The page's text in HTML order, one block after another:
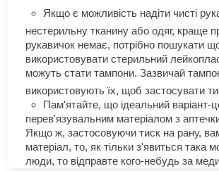
Якщо є можливість надіти чисті
нестерильну тканину або одяг, краще
рукавичок немає, потрібно пошукати
використовувати стерильний
можуть стати тампони. Зазвичай
використовують їх, щоб застосувати
Пам'ятайте, що ідеальний варіант-
перев'язувальним матеріалом з
Якщо ж, застосовуючи тиск на рану,
матеріал, то, як тільки з'явиться така
люди, то відправте кого-небудь за